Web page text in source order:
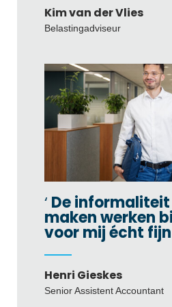
Kim van der Vlies
Belastingadviseur
De
maken werken
voor mij écht
Henri Gieskes
Senior Assistent Accountant